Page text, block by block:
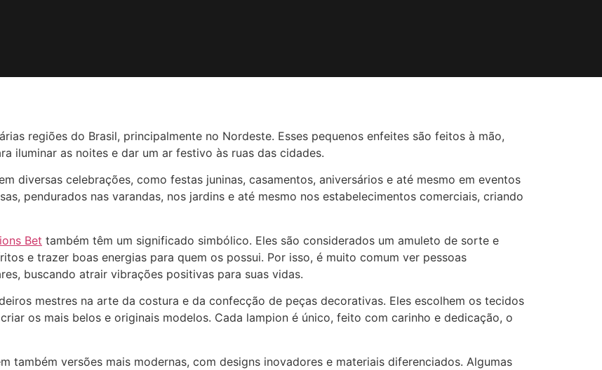
regiões do Brasil, principalmente no Nordeste. Esses pequenos enfeites são feitos à mão,
iluminar as noites e dar um ar festivo às ruas das cidades.
diversas celebrações, como festas juninas, casamentos, aniversários e até mesmo em eventos
pendurados nas varandas, nos jardins e até mesmo nos estabelecimentos comerciais, criando
Bet também têm um significado simbólico. Eles são considerados um amuleto de sorte e
e trazer boas energias para quem os possui. Por isso, é muito comum ver pessoas
buscando atrair vibrações positivas para suas vidas.
mestres na arte da costura e da confecção de peças decorativas. Eles escolhem os tecidos
os mais belos e originais modelos. Cada lampion é único, feito com carinho e dedicação, o
também versões mais modernas, com designs inovadores e materiais diferenciados. Algumas